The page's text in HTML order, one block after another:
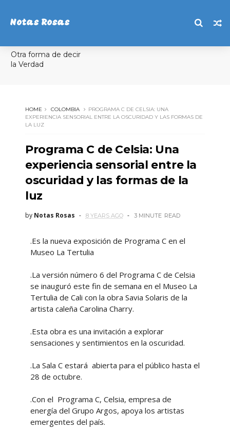
Notas Rosas
Otra forma de decir
la Verdad
HOME COLOMBIA
PROGRAMA C DE CELSIA: UNA
EXPERIENCIA SENSORIAL ENTRE LA OSCURIDAD Y LAS FORMAS DE
LA LUZ
Programa C de Celsia: Una
experiencia sensorial entre la
oscuridad y las formas de la
luz
by Notas Rosas 8 YEARS AGO 3 MINUTE READ
.Es la nueva exposición de Programa C en el
Museo La Tertulia
.La versión número 6 del Programa C de Celsia
se inauguró este fin de semana en el Museo La
Tertulia de Cali con la obra Savia Solaris de la
artista caleña Carolina Charry.
.Esta obra es una invitación a explorar
sensaciones y sentimientos en la oscuridad.
.La Sala C estará abierta para el público hasta el
28 de octubre.
.Con el Programa C, Celsia, empresa de
energía del Grupo Argos, apoya los artistas
emergentes del país.